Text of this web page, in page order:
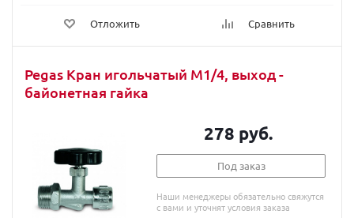
Отложить Сравнить
Pegas Кран игольчатый М1/4, выход -
байонетная гайка
278 руб.
Под заказ
Наши менеджеры обязательно свяжутся
с вами и уточнят условия заказа